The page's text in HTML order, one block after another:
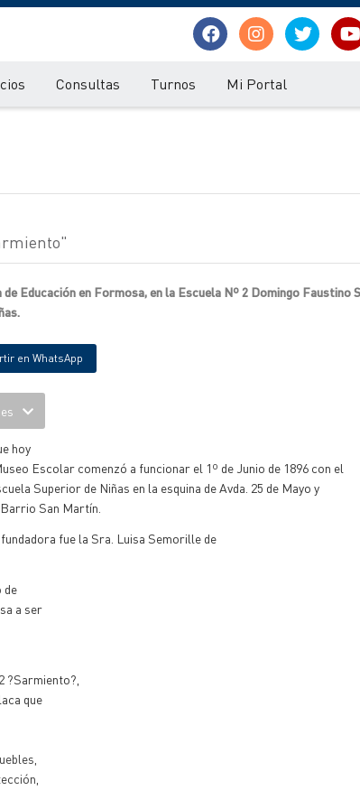
Consultas Turnos Mi Portal
Educación en Formosa, en la Escuela Nº 2 Domingo Faustino
en WhatsApp
hoy
Escolar comenzó a funcionar el 1º de Junio de 1896 con el
Superior de Niñas en la esquina de Avda. 25 de Mayo y
Barrio San Martín.
fue la Sra. Luisa Semorille de
de
a ser
2 ?Sarmiento?,
que